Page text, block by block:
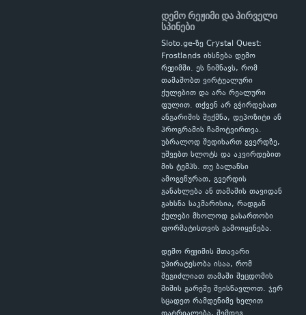
დემო რეჟიმი და პირველი
სპინები
Sloto.ge-ზე Crystal Quest:
Frostlands იხსნება დემო
რეჟიმში. ეს ნიშნავს, რომ
თამაშობთ ვირტუალური
ქულებით და არა რეალური
ფულით. თქვენ არ გჭირდებათ
ანგარიშის შექმნა, დეპოზიტი ან
პროგრამის ჩამოტვირთვა.
უბრალოდ შედიხართ გვერდზე,
უშვებთ სლოტს და აკვირდებით
მის ტემპს. თუ ბალანსი
ამოგეწურათ, გვერდის
განახლება ან თამაშის თავიდან
გახსნა საკმარისია, რადგან
ქულები მხოლოდ გასართობი
ფორმატისთვის გამოიყენება.
დემო რეჟიმის მთავარი
უპირატესობა ისაა, რომ
შეგიძლიათ თამაში შეცდომის
შიშის გარეშე შეისწავლოთ. ჯერ
სცადეთ რამდენიმე ხელით